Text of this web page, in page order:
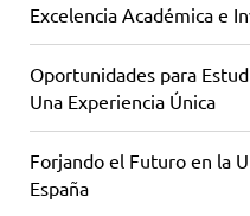
Excelencia Académica e
Oportunidades para
Una Experiencia Única
Forjando el Futuro en la
España